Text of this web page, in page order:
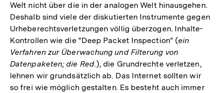
Welt nicht über die in der analogen Welt hinausgehen.
Deshalb sind viele der diskutierten Instrumente gegen
Urheberechtsverletzungen völlig überzogen. Inhalte-
Kontrollen wie die "Deep Packet Inspection" (ein
Verfahren zur Überwachung und Filterung von
Datenpaketen; die Red.), die Grundrechte verletzen,
lehnen wir grundsätzlich ab. Das Internet sollten wir
so frei wie möglich gestalten. Es besteht auch immer